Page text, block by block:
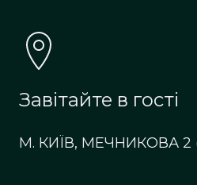
Завітайте в гості
М. КИЇВ, МЕЧНИКОВА 2